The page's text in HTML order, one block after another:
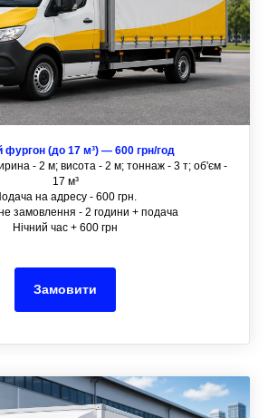
фургон (до 17 м³) — 600 грн/год
- 2 м; висота - 2 м; тоннаж - 3 т; об'єм -
17 м³
на адресу - 600 грн.
замовлення - 2 години + подача
Нічний час + 600 грн
Замовити